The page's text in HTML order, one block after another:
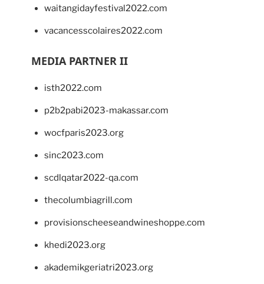
waitangidayfestival2022.com
vacancesscolaires2022.com
MEDIA PARTNER II
isth2022.com
p2b2pabi2023-makassar.com
wocfparis2023.org
sinc2023.com
scdlqatar2022-qa.com
thecolumbiagrill.com
provisionscheeseandwineshoppe.com
khedi2023.org
akademikgeriatri2023.org